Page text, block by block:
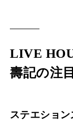
LIVE
壽記の注
ステエション